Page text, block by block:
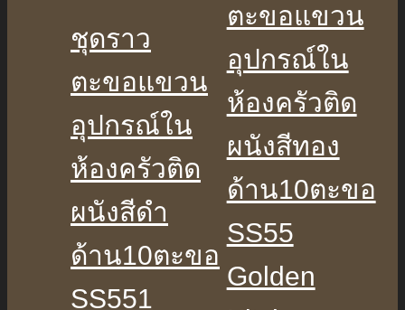
ชุดราว
ตะขอแขวน
อุปกรณ์ใน
ห้องครัวติด
ผนังสีดำ
ด้าน10ตะขอ
SS551
ตะขอแขวน
อุปกรณ์ใน
ห้องครัวติด
ผนังสีทอง
ด้าน10ตะขอ
SS55
Golden